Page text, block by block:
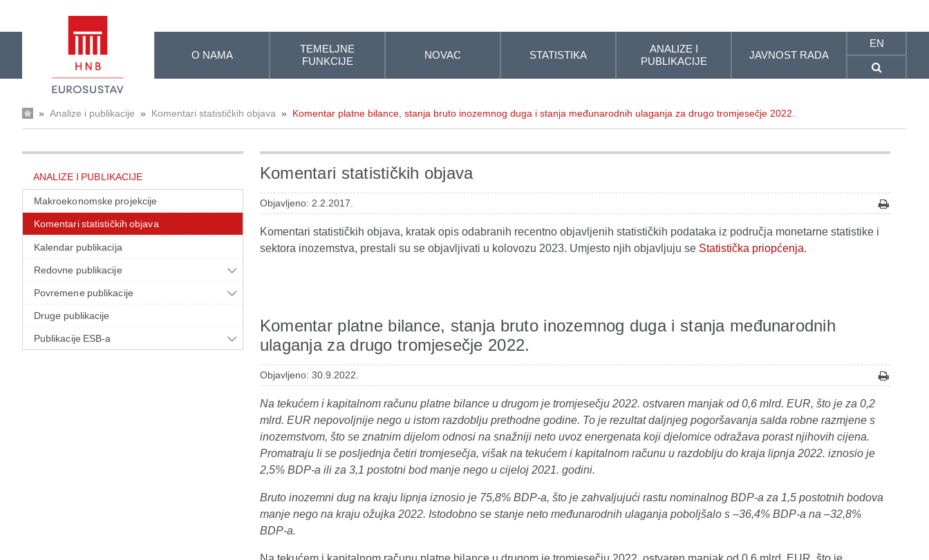
O NAMA
TEMELJNE
FUNKCIJE
NOVAC STATISTIKA
ANALIZE I
PUBLIKACIJE
JAVNOST RADA
EN
» Analize i publikacije » Komentari statističkih objava » Komentar platne bilance, stanja bruto inozemnog duga i stanja međunarodnih ulaganja za drugo tromjesečje 2022.
ANALIZE I PUBLIKACIJE
Makroekonomske projekcije
Komentari statističkih objava
Kalendar publikacija
Redovne publikacije
Povremene publikacije
Druge publikacije
Publikacije ESB-a
Komentari statističkih objava
Objavljeno: 2.2.2017.
Komentari statističkih objava, kratak opis odabranih recentno objavljenih statističkih podataka iz područja monetarne statistike i
sektora inozemstva, prestali su se objavljivati u kolovozu 2023. Umjesto njih objavljuju se Statistička priopćenja.
Komentar platne bilance, stanja bruto inozemnog duga i stanja međunarodnih
ulaganja za drugo tromjesečje 2022.
Objavljeno: 30.9.2022.
Na tekućem i kapitalnom računu platne bilance u drugom je tromjesečju 2022. ostvaren manjak od 0,6 mlrd. EUR, što je za 0,2
mlrd. EUR nepovoljnije nego u istom razdoblju prethodne godine. To je rezultat daljnjeg pogoršavanja salda robne razmjene s
inozemstvom, što se znatnim dijelom odnosi na snažniji neto uvoz energenata koji djelomice odražava porast njihovih cijena.
Promatraju li se posljednja četiri tromjesečja, višak na tekućem i kapitalnom računu u razdoblju do kraja lipnja 2022. iznosio je
2,5% BDP-a ili za 3,1 postotni bod manje nego u cijeloj 2021. godini.
Bruto inozemni dug na kraju lipnja iznosio je 75,8% BDP-a, što je zahvaljujući rastu nominalnog BDP-a za 1,5 postotnih bodova
manje nego na kraju ožujka 2022. Istodobno se stanje neto međunarodnih ulaganja poboljšalo s –36,4% BDP-a na –32,8%
BDP-a.